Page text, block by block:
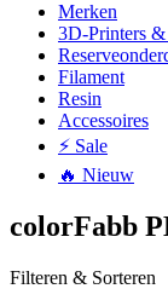
Merken
3D-Printers
Filament
Resin
Accessoires
⚡ Sale
🔥 Nieuw
colorFabb
Filteren & Sorteren